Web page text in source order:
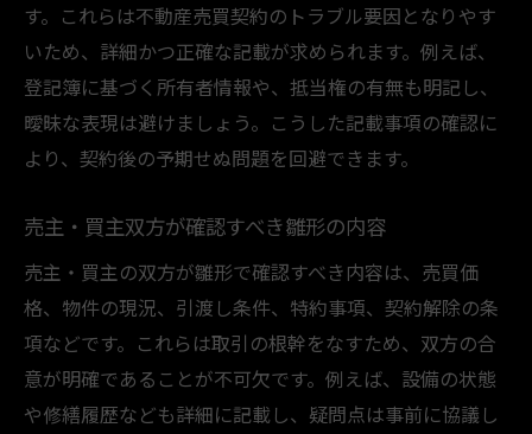
す。これらは不動産売買契約のトラブル要因となりやす
いため、詳細かつ正確な記載が求められます。例えば、
登記簿に基づく所有者情報や、抵当権の有無も明記し、
曖昧な表現は避けましょう。こうした記載事項の確認に
より、契約後の予期せぬ問題を回避できます。
売主・買主双方が確認すべき雛形の内容
売主・買主の双方が雛形で確認すべき内容は、売買価
格、物件の現況、引渡し条件、特約事項、契約解除の条
項などです。これらは取引の根幹をなすため、双方の合
意が明確であることが不可欠です。例えば、設備の状態
や修繕履歴なども詳細に記載し、疑問点は事前に協議し